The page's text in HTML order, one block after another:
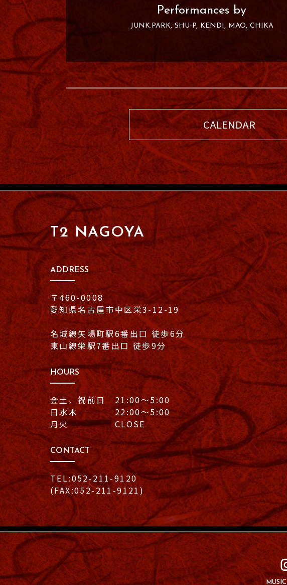
Performances by
JUNK.PARK SHU-P KENDI MAO CHIKA
CALENDAR
T2 NAGOYA
ADDRESS
〒460-0008
愛知県名古屋市中区栄3-12-19
名城線矢場町駅6番出口 徒歩6分
東山線栄駅7番出口 徒歩9分
HOURS
金土、祝前日 21:00〜5:00
日水木 22:00〜5:00
月火 CLOSE
CONTACT
TEL:052-211-9120
(FAX:052-211-9121)
MUSIC